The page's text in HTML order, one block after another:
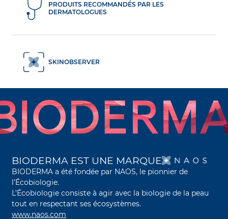
PRODUITS RECOMMANDÉS PAR LES
DERMATOLOGUES
SKINOBSERVER
BIODERMA EST UNE MARQUE
BIODERMA a été fondée par NAOS, le pionnier de
l’Écobiologie.
L’Écobiologie consiste à agir avec la biologie de la peau
tout en respectant ses écosystèmes.
www.naos.com